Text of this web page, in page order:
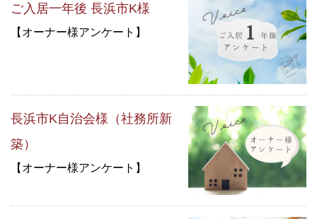
ご入居一年後 長浜市K様
【オーナー様アンケート】
長浜市K自治会様（社務所新
築）
【オーナー様アンケート】